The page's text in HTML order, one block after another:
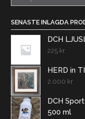
efter:
SENASTE INLAGDA
DCH
225 kr
HERD in
2.000 kr
DCH
500 ml